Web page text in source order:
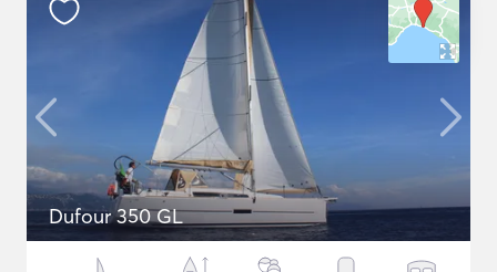
Dufour 350 GL